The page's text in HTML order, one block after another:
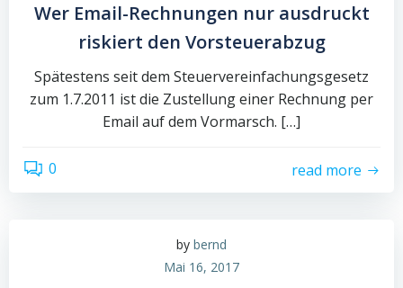
Wer Email-Rechnungen nur ausdruckt
riskiert den Vorsteuerabzug
Spätestens seit dem Steu­er­ver­ein­fa­chungs­ge­setz
zum 1.7.2011 ist die Zustellung einer Rechnung per
Email auf dem Vormarsch. […]
0 read more
by bernd
Mai 16, 2017